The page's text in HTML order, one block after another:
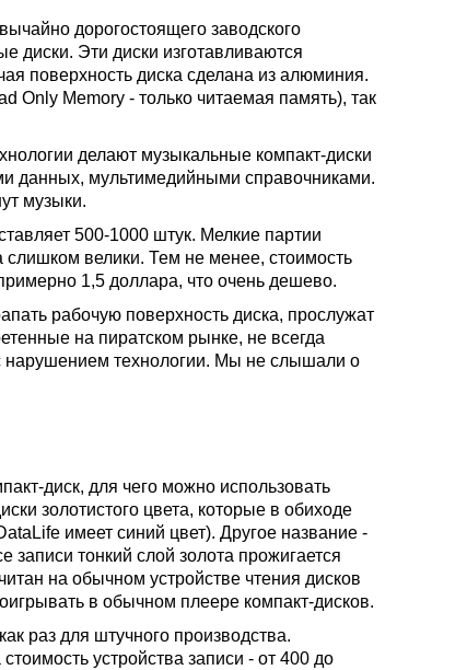
дорогостоящего заводского
диски. Эти диски изготавливаются
поверхность диска сделана из алюминия.
Memory - только читаемая память), так
делают музыкальные компакт-диски
данных, мультимедийными справочниками.
музыки.
500-1000 штук. Мелкие партии
слишком велики. Тем не менее, стоимость
1,5 доллара, что очень дешево.
рабочую поверхность диска, прослужат
на пиратском рынке, не всегда
нарушением технологии. Мы не слышали о
диск, для чего можно использовать
золотистого цвета, которые в обиходе
имеет синий цвет). Другое название -
тонкий слой золота прожигается
на обычном устройстве чтения дисков
в обычном плеере компакт-дисков.
раз для штучного производства.
устройства записи - от 400 до